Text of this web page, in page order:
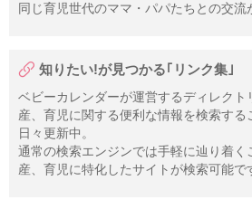
同じ育児世代のママ・パパたちとの交流
知りたい!が見つかる｢リンク集｣
ベビーカレンダーが運営するディレクト
産、育児に関する便利な情報を検索する
日々更新中。
通常の検索エンジンでは手軽に辿り着く
産、育児に特化したサイトが検索可能で